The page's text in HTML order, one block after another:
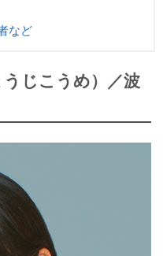
など
じこうめ）／波